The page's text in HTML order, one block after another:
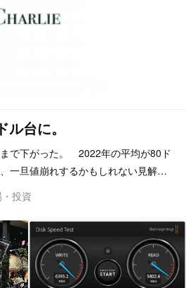
台に。
で下がった。 2022年の平均が80ド
一旦値崩れするかもしれない見解…
投資